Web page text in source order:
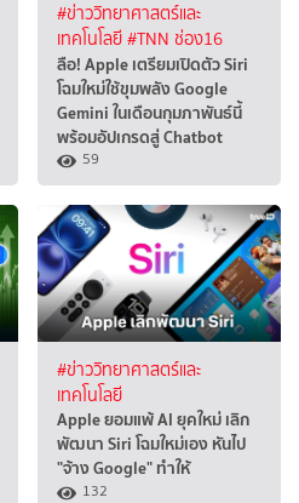
#ข่าววิทยาศาสตร์และ
เทคโนโลยี#TNN ช่อง16
ลือ! Apple เตรียมเปิดตัว Siri
โฉมใหม่ใช้ขุมพลัง Google
Gemini ในเดือนกุมภาพันธ์นี้
พร้อมอัปเกรดสู่ Chatbot
59
#ข่าววิทยาศาสตร์และ
เทคโนโลยี
Apple ยอมแพ้ AI ยุคใหม่ เลิก
พัฒนา Siri โฉมใหม่เอง หันไป
"จ้าง Google" ทำให้
132